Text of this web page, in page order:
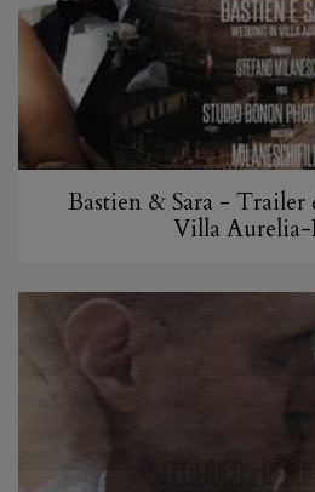
Bastien & Sara -
Villa Aurelia-